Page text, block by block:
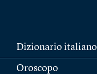
Dizionario italiano
Oroscopo